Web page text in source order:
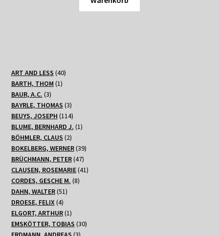
ART AND LESS 4040
BARTH, THOM 11
BAUR, A.C. 33
Produkte
BAYRLE, THOMAS 33
Produkte
BEUYS, JOSEPH 114114
Produkte
BLUME, BERNHARD J. 11
BÖHMLER, CLAUS 22
Produkte
BOKELBERG, WERNER 3939
BRÜCHMANN, PETER 4747
Produkte
CLAUSEN, ROSEMARIE 4141
CORDES, GESCHE M. 88
DAHN, WALTER 5151
DROESE, FELIX 44
Produkte
ELGORT, ARTHUR 11
Produkt
EMSKÖTTER, TOBIAS 3030
3